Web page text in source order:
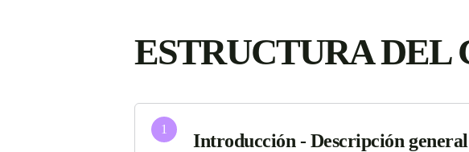
ESTRUCTURA DEL
1
Introducción - Descripción